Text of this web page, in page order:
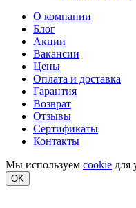
О компании
Блог
Акции
Вакансии
Цены
Оплата и доставка
Гарантия
Возврат
Отзывы
Сертификаты
Контакты
Мы используем cookie для
OK